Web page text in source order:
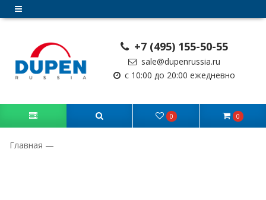
+7 (495) 155-50-55
sale@dupenrussia.ru
с 10:00 до 20:00 ежедневно
0 0
Главная —